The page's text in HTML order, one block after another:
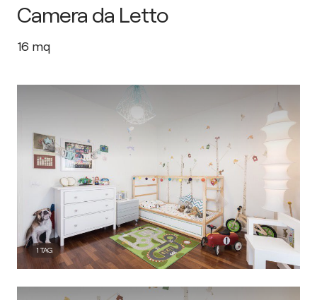
Camera da Letto
16 mq
1TAG